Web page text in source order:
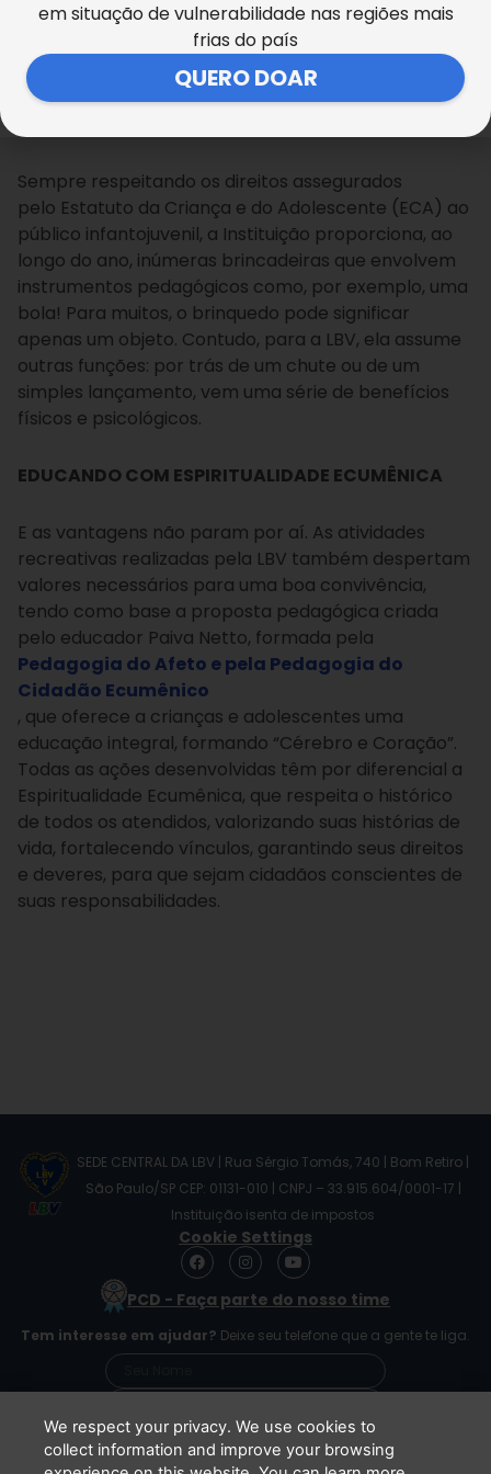
os valores éticos e morais, desbloquear sua timidez,
além de aumentar sua capacidade mental de
raciocínio. O lúdico tem como objetivo o
divertimento, a alegria e o lazer, trazendo consigo a
Sempre respeitando os direitos assegurados
pelo Estatuto da Criança e do Adolescente (ECA) ao
público infantojuvenil, a Instituição proporciona, ao
longo do ano, inúmeras brincadeiras que envolvem
instrumentos pedagógicos como, por exemplo, uma
bola! Para muitos, o brinquedo pode significar
apenas um objeto. Contudo, para a LBV, ela assume
outras funções: por trás de um chute ou de um
simples lançamento, vem uma série de benefícios
físicos e psicológicos.
EDUCANDO COM ESPIRITUALIDADE ECUMÊNICA
E as vantagens não param por aí. As atividades
recreativas realizadas pela LBV também despertam
valores necessários para uma boa convivência,
tendo como base a proposta pedagógica criada
pelo educador Paiva Netto, formada pela
Pedagogia do Afeto e pela Pedagogia do
Cidadão Ecumênico
, que oferece a crianças e adolescentes uma
educação integral, formando “Cérebro e Coração”.
Todas as ações desenvolvidas têm por diferencial a
Espiritualidade Ecumênica, que respeita o histórico
de todos os atendidos, valorizando suas histórias de
vida, fortalecendo vínculos, garantindo seus direitos
e deveres, para que sejam cidadãos conscientes de
suas responsabilidades.
SEDE CENTRAL DA LBV | Rua Sérgio Tomás, 740 | Bom Retiro |
São Paulo/SP CEP: 01131-010 | CNPJ – 33.915.604/0001-17 |
Instituição isenta de impostos
Cookie Settings
F
a
e
o
o
I
n
s
t
g
r
m
Y
o
t
b
e
PCD - Faça parte do nosso time
Tem interesse em ajudar? Deixe seu telefone que a gente te liga.
We respect your privacy. We use cookies to
collect information and improve your browsing
em situação de vulnerabilidade nas regiões mais
frias do país
QUERO DOAR